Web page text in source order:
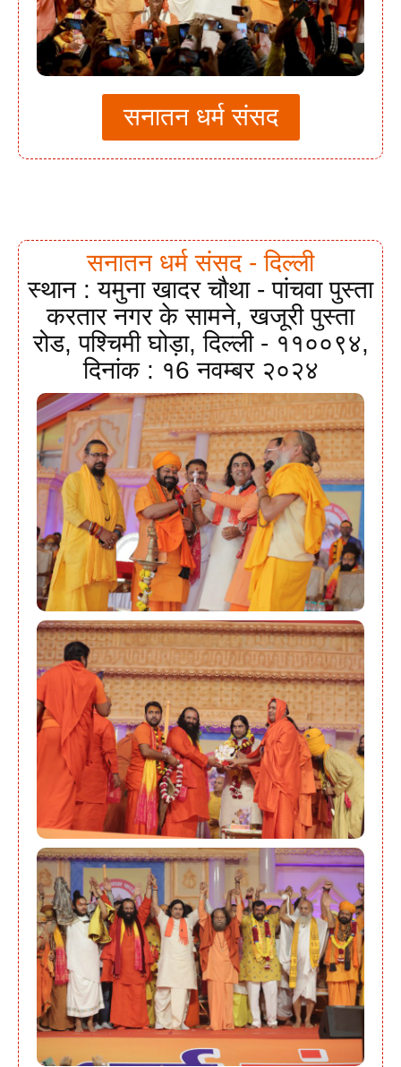
सनातन धर्म संसद
सनातन धर्म संसद - दिल्ली
स्थान : यमुना खादर चौथा - पांचवा पुस्ता
करतार नगर के सामने, खजूरी पुस्ता
रोड, पश्चिमी घोड़ा, दिल्ली - ११००९४,
दिनांक : १6 नवम्बर २०२४